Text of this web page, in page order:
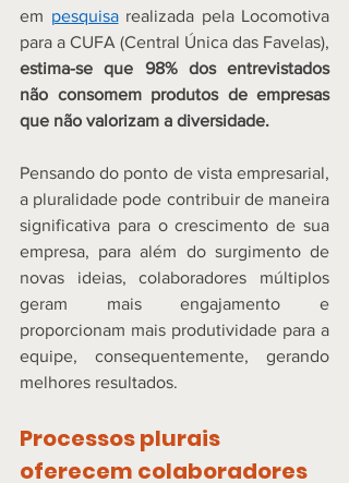
em pesquisa realizada pela Locomotiva
estima-se que 98% dos entrevistados
não consomem produtos de empresas
que não valorizam a diversidade.
Pensando do ponto de vista empresarial,
a pluralidade pode contribuir de maneira
significativa para o crescimento de sua
empresa, para além do surgimento de
novas ideias, colaboradores múltiplos
geram mais engajamento e
proporcionam mais produtividade para a
equipe, consequentemente, gerando
melhores resultados.
Processos plurais
oferecem colaboradores